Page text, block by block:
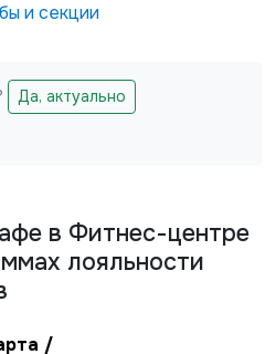
и секции
Да, актуально
в Фитнес-центре
лояльности
/